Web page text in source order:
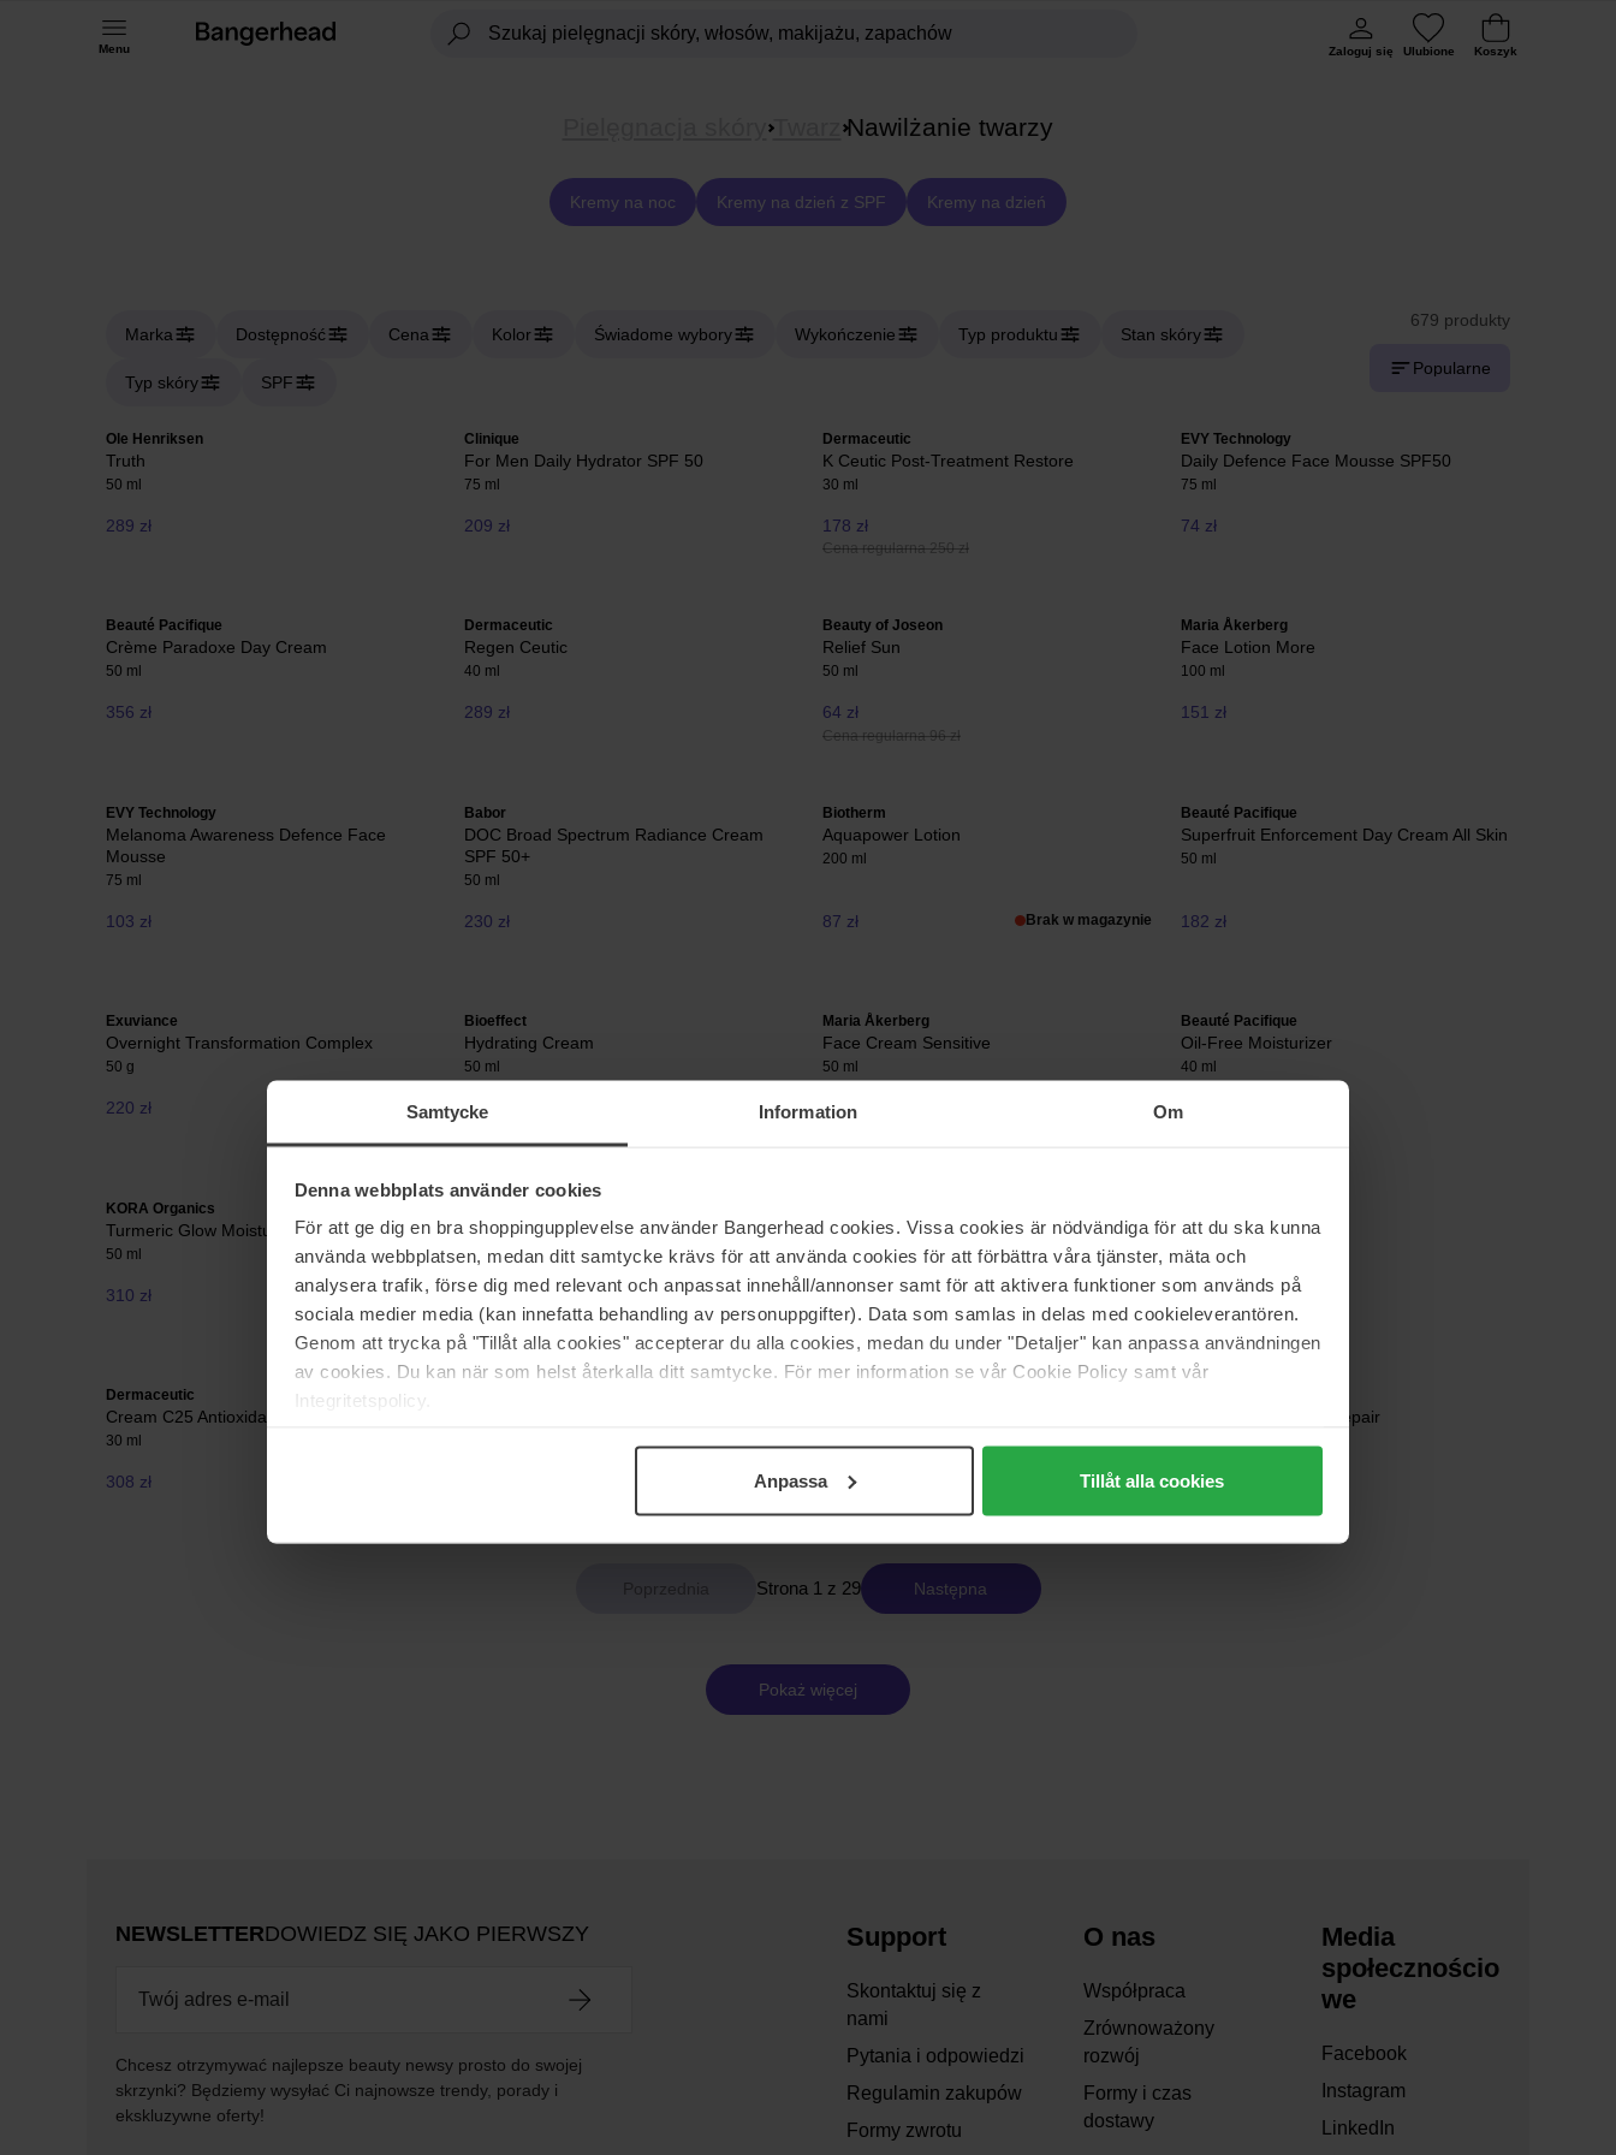
Samtycke Information Om
Denna webbplats använder cookies
För att ge dig en bra shoppingupplevelse använder Bangerhead cookies. Vissa cookies är nödvändiga för att du ska kunna
använda webbplatsen, medan ditt samtycke krävs för att använda cookies för att förbättra våra tjänster, mäta och
analysera trafik, förse dig med relevant och anpassat innehåll/annonser samt för att aktivera funktioner som används på
sociala medier media (kan innefatta behandling av personuppgifter). Data som samlas in delas med cookieleverantören.
Genom att trycka på "Tillåt alla cookies" accepterar du alla cookies, medan du under "Detaljer" kan anpassa användningen
av cookies. Du kan när som helst återkalla ditt samtycke. För mer information se vår Cookie Policy samt vår
Integritetspolicy.
Anpassa Tillåt alla cookies
Menu Zaloguj się Ulubione Koszyk
Twarz Nawilżanie twarzy
Kremy na noc Kremy na dzień z SPF Kremy na dzień
Marka Dostępność Cena Kolor Świadome wybory Wykończenie Typ produktu Stan skóry
Typ skóry SPF
679 produkty
Popularne
Ole Henriksen
Truth
50 ml
289 zł
Clinique
For Men Daily Hydrator SPF 50
75 ml
209 zł
Dermaceutic
K Ceutic Post-Treatment Restore
30 ml
178 zł
Cena regularna 250 zł
EVY Technology
Daily Defence Face Mousse SPF50
75 ml
74 zł
Beauté Pacifique
Crème Paradoxe Day Cream
50 ml
356 zł
Dermaceutic
Regen Ceutic
40 ml
289 zł
Beauty of Joseon
Relief Sun
50 ml
64 zł
Cena regularna 96 zł
Maria Åkerberg
Face Lotion More
100 ml
151 zł
EVY Technology
Melanoma Awareness Defence Face
Mousse
75 ml
103 zł
Babor
DOC Broad Spectrum Radiance Cream
SPF 50+
50 ml
230 zł
Biotherm
Aquapower Lotion
200 ml
87 zł Brak w magazynie
Beauté Pacifique
Superfruit Enforcement Day Cream All Skin
50 ml
182 zł
Exuviance
Overnight Transformation Complex
50 g
220 zł
Bioeffect
Hydrating Cream
50 ml
451 zł
Maria Åkerberg
Face Cream Sensitive
50 ml
116 zł
Beauté Pacifique
Oil-Free Moisturizer
40 ml
180 zł
KORA Organics
Turmeric Glow Moisturizer
50 ml
310 zł
Hyal Ceutic
40 ml
289 zł
Symphonique Night-Time
50 ml
538 zł
Face Lotion Clearing
100 ml
134 zł
Dermaceutic
Cream C25 Antioxidant Concentrate
30 ml
308 zł 147 zł
UV Daily Advanced Repair
217 zł
Strona 1 z 29 Następna
Pokaż więcej
NEWSLETTERDOWIEDZ SIĘ JAKO PIERWSZY
Chcesz otrzymywać najlepsze beauty newsy prosto do swojej
skrzynki? Będziemy wysyłać Ci najnowsze trendy, porady i
ekskluzywne oferty!
Support
Skontaktuj się z
nami
Pytania i odpowiedzi
Regulamin zakupów
Formy zwrotu
O nas
Współpraca
Zrównoważony
rozwój
Formy i czas
dostawy
Media
społecznościo
we
Facebook
Instagram
LinkedIn